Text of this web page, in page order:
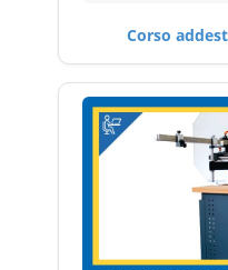
Corso